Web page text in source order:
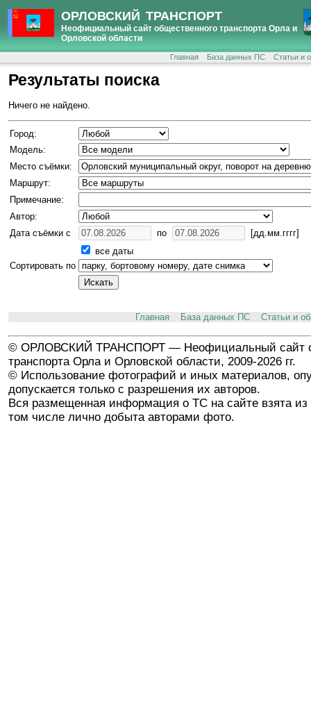
ОРЛОВСКИЙ ТРАНСПОРТ
Неофициальный сайт общественного транспорта Орла и
Орловской области
Главная База данных ПС Статьи и
Результаты поиска
Ничего не найдено.
Город:
Модель:
Место съёмки:
Маршрут:
Примечание:
Автор:
Дата съёмки с
по
[дд.мм.гггг]
все даты
Сортировать по
Главная База данных ПС Статьи и
© ОРЛОВСКИЙ ТРАНСПОРТ — Неофициальный сайт
транспорта Орла и Орловской области, 2009-2026 гг.
© Использование фотографий и иных материалов,
допускается только с разрешения их авторов.
Вся размещенная информация о ТС на сайте взята из
том числе лично добыта авторами фото.